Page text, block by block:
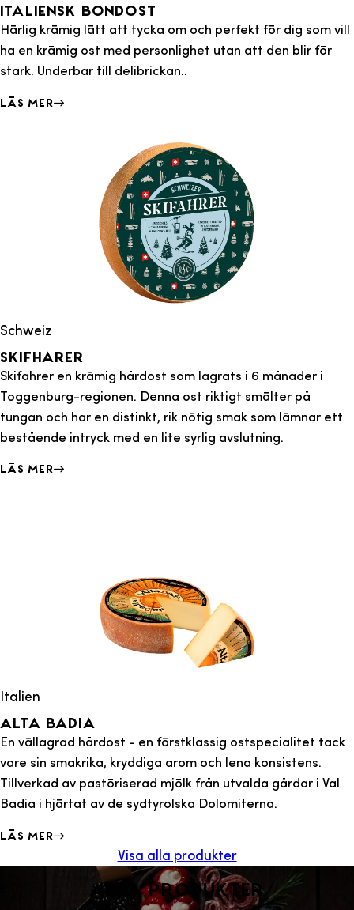
Italiensk Bondost
Härlig krämig lätt att tycka om och perfekt för dig som vill
ha en krämig ost med personlighet utan att den blir för
stark. Underbar till delibrickan..
Läs mer
Schweiz
Skifharer
Skifahrer en krämig hårdost som lagrats i 6 månader i
Toggenburg-regionen. Denna ost riktigt smälter på
tungan och har en distinkt, rik nötig smak som lämnar ett
bestående intryck med en lite syrlig avslutning.
Läs mer
Italien
Alta badia
En vällagrad hårdost - en förstklassig ostspecialitet tack
vare sin smakrika, kryddiga arom och lena konsistens.
Tillverkad av pastöriserad mjölk från utvalda gårdar i Val
Badia i hjärtat av de sydtyrolska Dolomiterna.
Läs mer
Visa alla produkter
Alla produkter